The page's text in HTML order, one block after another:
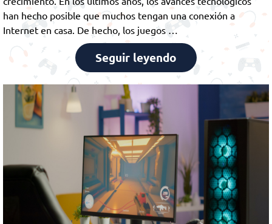
han hecho posible que muchos tengan una conexión a
Internet en casa. De hecho, los juegos …
Seguir leyendo